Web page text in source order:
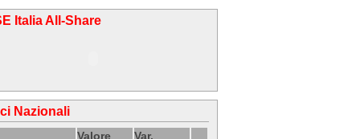
Italia All-Share
Nazionali
Valore Var.